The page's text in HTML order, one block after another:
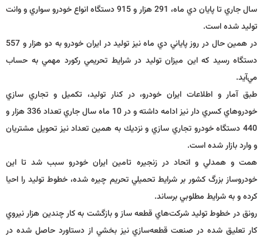
سال جاري تا پايان دي ماه، 291 هزار و 915 دستگاه انواع خودرو سواري و وانت
توليد شده است.
در همين حال در روز پاياني دي ماه نيز توليد در ايران خودرو به دو هزار و 557
دستگاه رسيد كه اين ميزان توليد در شرايط تحريمي ركورد مهمي به حساب
مي‌آيد.
طبق آمار و اطلاعات ايران خودرو، در كنار توليد، تكميل و تجاري سازي
خودروهاي كسري دار نيز ادامه داشته و در 10 ماه سال جاري تعداد 336 هزار و
440 دستگاه خودرو تجاري سازي و نزديك به همين تعداد نيز تحويل مشتريان
و وارد بازار شده است.
همت و همدلي و اتحاد در زنجيره تامين ايران خودرو سبب شد تا اين
خودروساز بزرگ كشور بر شرايط تحميلي تحريم چيره شده، خطوط توليد را احيا
كرده و به شرايط مطلوبي برساند.
رونق در خطوط توليد شركت‌هاي قطعه ساز و بازگشت به كار چندين هزار نيروي
كار تعليق شده در صنعت قطعه‌سازي نيز بخشي از دستاورد حاصل شده در